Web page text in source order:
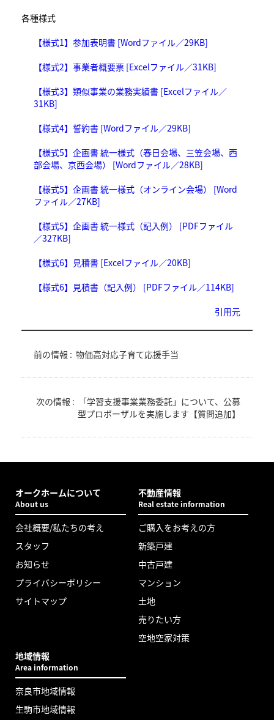
各種様式
【様式1】参加表明書 [Wordファイル／29KB]
【様式2】事業者概要票 [Excelファイル／31KB]
【様式3】類似事業の業務実績書 [Excelファイル／
31KB]
【様式4】誓約書 [Wordファイル／29KB]
【様式5】企画書 統一様式（春日会場、三笠会場、西
部会場、京西会場） [Wordファイル／28KB]
【様式5】企画書 統一様式（オンライン会場） [Word
ファイル／27KB]
【様式5】企画書 統一様式（記入例） [PDFファイル
／327KB]
【様式6】見積書 [Excelファイル／20KB]
【様式6】見積書（記入例） [PDFファイル／114KB]
引用元
前の情報 : 物価高対応子育て応援手当
次の情報 :
「学習支援事業業務委託」について、公募
型プロポーザルを実施します【質問追加】
オークホームについて
About us
会社概要/私たちの考え
スタッフ
お知らせ
プライバシーポリシー
サイトマップ
不動産情報
Real estate information
ご購入をお考えの方
新築戸建
中古戸建
マンション
土地
売りたい方
空地空家対策
地域情報
Area information
奈良市地域情報
生駒市地域情報